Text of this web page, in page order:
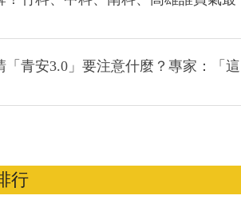
「青安3.0」要注意什麼？專家：「這
行